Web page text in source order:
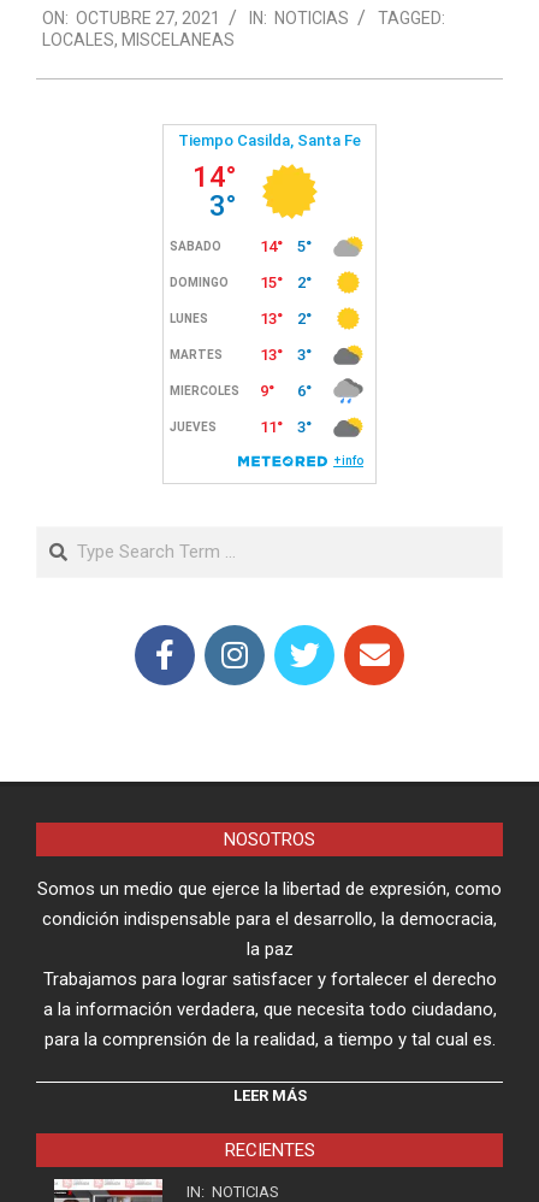
10-
27
ON: OCTUBRE 27, 2021 IN: NOTICIAS
TAGGED:
LOCALES, MISCELANEAS
Search
NOSOTROS
Somos un medio que ejerce la libertad de expresión, como
condición indispensable para el desarrollo, la democracia,
la paz
Trabajamos para lograr satisfacer y fortalecer el derecho
a la información verdadera, que necesita todo ciudadano,
para la comprensión de la realidad, a tiempo y tal cual es.
LEER MÁS
RECIENTES
IN: NOTICIAS